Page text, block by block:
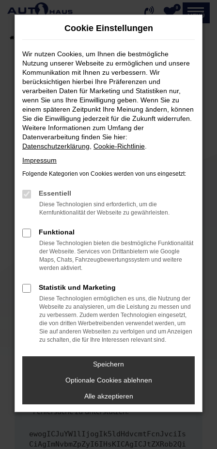
Zum
0
MENÜ
Fehler: Network Error
Beim Laden ist ein Fehler aufgetreten.
Hier sind ein paar Tipps, die dir helfen können:
Überprüfe deine Firewall und deine
Internetverbindung.
Laden andere Webseiten, zum Beispiel deine
Suchmaschine?
Prüfe deine Browsererweiterungen.
können das Laden bestimmter Seiten
verhindern. Funktioniert die Seite in einem
anderen Browser oder in einem privaten
Fenster?
Starte dein Gerät neu.
Das kann manchmal helfen, vorübergehende
Probleme zu beheben.
Betriebssystem auf dem neuesten Stand
sind.
Veraltete Software birgt nicht nur ein
Sicherheitsrisiko, sondern kann auch dazu
führen, dass bestimmte Funktionen nicht mehr
unterstützt werden.
Wende dich an den Webseitenbetreiber.
Wenn du alle oben genannten Schritte versucht
hast, kontaktiere uns bitte. Wir werden
uns diesen Text schicken, um uns bei der
Fehlersuche zu unterstützen:
ewogICJuYW1lIjogIk5ldHdvcmtFcnJvciIs
CiAgImNvbmZpZyI6IHsKICAgICJtZXRob2Qi
Cookie Einstellungen
Wir nutzen Cookies, um Ihnen die bestmögliche
Nutzung unserer Webseite zu ermöglichen und unsere
Kommunikation mit Ihnen zu verbessern. Wir
berücksichtigen hierbei Ihre Präferenzen und
verarbeiten Daten für Marketing und Statistiken nur,
wenn Sie uns Ihre Einwilligung geben. Wenn Sie zu
einem späteren Zeitpunkt Ihre Meinung ändern, können
Sie die Einwilligung jederzeit für die Zukunft widerrufen.
Weitere Informationen zum Umfang der
Datenverarbeitung finden Sie hier:
Datenschutzerklärung Cookie-Richtlinie
Impressum
Folgende Kategorien von Cookies werden von uns eingesetzt:
Essentiell
Diese Technologien sind erforderlich, um die
Kernfunktionalität der Webseite zu gewährleisten.
Funktional
Diese Technologien bieten die bestmögliche Funktionalität
der Webseite. Services von Drittanbietern wie Google
Maps, Chats, Fahrzeugbewertungssystem und weitere
werden aktiviert.
Statistik und Marketing
Diese Technologien ermöglichen es uns, die Nutzung der
Webseite zu analysieren, um die Leistung zu messen und
zu verbessern. Zudem werden Technologien eingesetzt,
die von dritten Werbetreibenden verwendet werden, um
Sie auf anderen Webseiten zu verfolgen und um Anzeigen
zu schalten, die für Ihre Interessen relevant sind.
Speichern
Optionale Cookies ablehnen
Alle akzeptieren